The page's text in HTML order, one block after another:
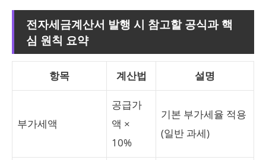
전자세금계산서 발행 시 참고할 공식과 핵
심 원칙 요약
항목 계산법 설명
부가세액
공급가
액 ×
10%
기본 부가세율 적용
(일반 과세)